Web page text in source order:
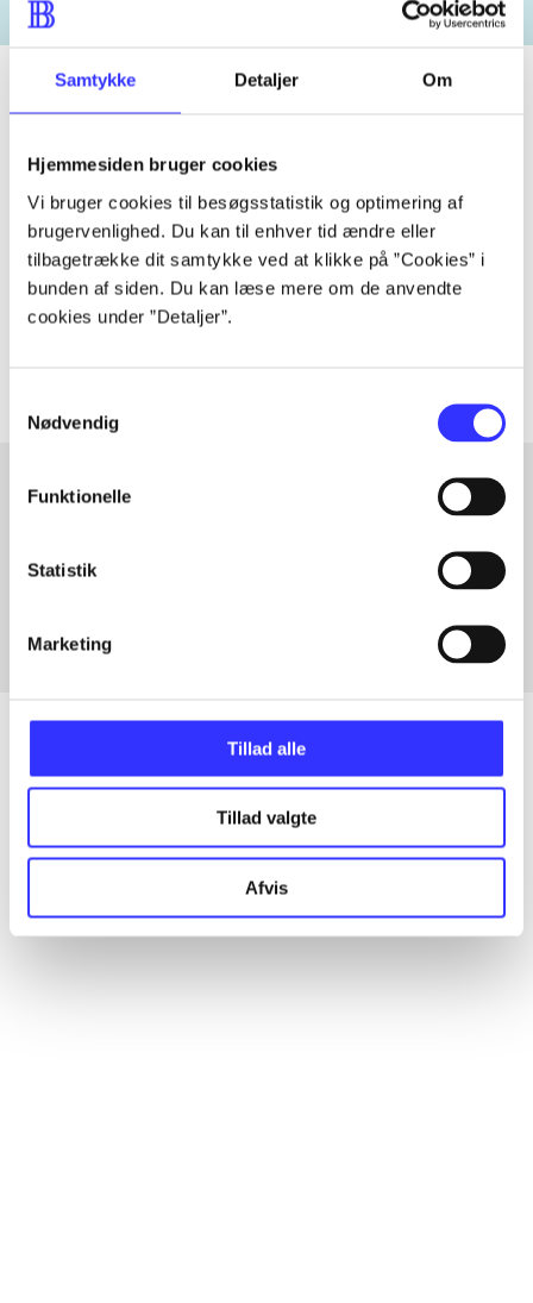
Samtykke Detaljer Om
Hjemmesiden bruger cookies
Vi bruger cookies til besøgsstatistik og optimering af
brugervenlighed. Du kan til enhver tid ændre eller
tilbagetrække dit samtykke ved at klikke på ”Cookies” i
bunden af siden. Du kan læse mere om de anvendte
cookies under ”Detaljer”.
Nødvendig
Funktionelle
Statistik
Marketing
Tillad alle
Tillad valgte
Afvis
Tidsskrift
Artiklen er en del af
lorem ipsum dolor sit amet ...
Tidsskrift
Artiklerne ihandler ofte om
Fra
Alle registrerede artikler fordelt på udgivelser